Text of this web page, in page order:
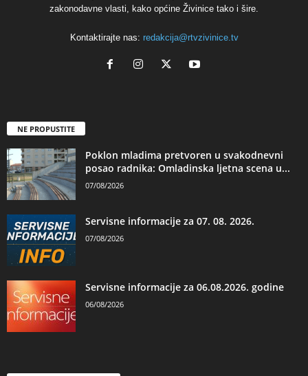
zakonodavne vlasti, kako općine Živinice tako i šire.
Kontaktirajte nas: redakcija@rtvzivinice.tv
NE PROPUSTITE
Poklon mladima pretvoren u svakodnevni
posao radnika: Omladinska ljetna scena u...
07/08/2026
Servisne informacije za 07. 08. 2026.
07/08/2026
Servisne informacije za 06.08.2026. godine
06/08/2026